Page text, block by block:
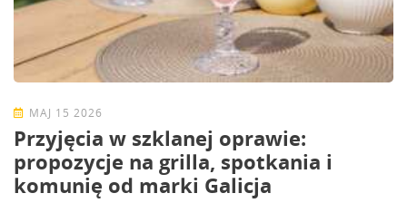
MAJ 15 2026
Przyjęcia w szklanej oprawie:
propozycje na grilla, spotkania i
komunię od marki Galicja